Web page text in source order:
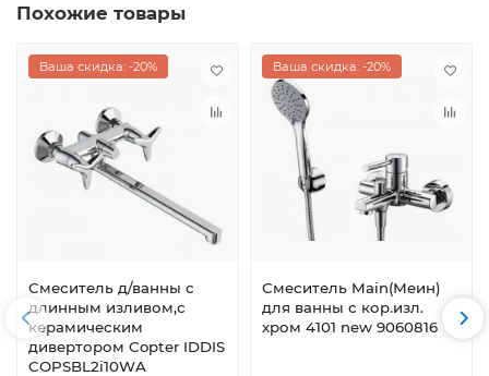
Похожие товары
Ваша скидка: -20%
Смеситель д/ванны с
длинным изливом,с
керамическим
дивертором Copter IDDIS
COPSBL2i10WA
Ваша скидка: -20%
Смеситель Main(Меин)
для ванны с кор.изл.
хром 4101 new 9060816